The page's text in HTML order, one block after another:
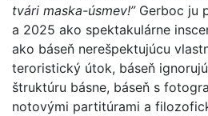
tvári maska-úsmev!” Gerboc ju
a 2025 ako spektakulárne
ako báseň nerešpektujúcu
teroristický útok, báseň
štruktúru básne, báseň s
notovými partitúrami a